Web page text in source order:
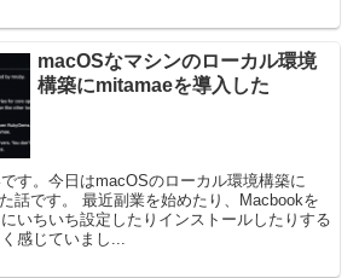
macOSなマシンのローカル環境
構築にmitamaeを導入した
す。今日はmacOSのローカル環境構築に
話です。 最近副業を始めたり、Macbookを
いちいち設定したりインストールしたりする
感じていまし...